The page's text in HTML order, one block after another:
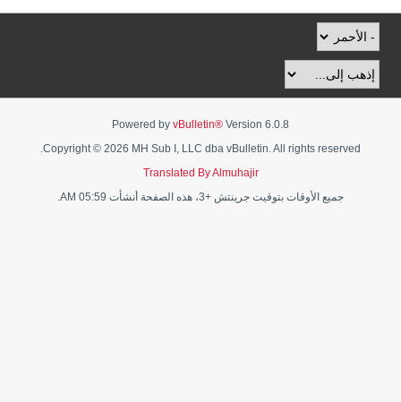
Powered by vBulletin® Version 6.0.8
Copyright © 2026 MH Sub I, LLC dba vBulletin. All rights reserved.
Translated By Almuhajir
جميع الأوقات بتوقيت جرينتش +3، هذه الصفحة أنشأت 05:59 AM.